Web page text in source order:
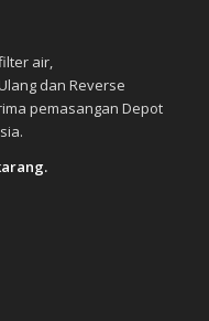
air,
dan Reverse
pemasangan Depot